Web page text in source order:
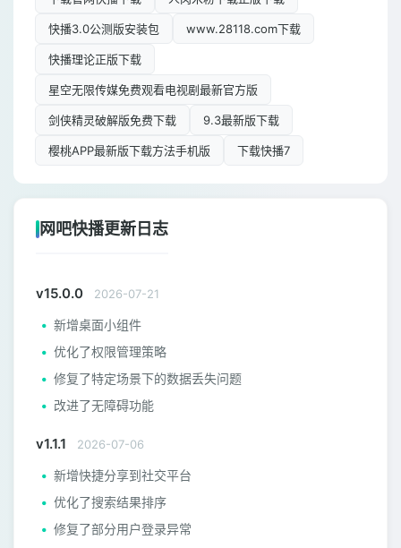
快播3.0公测版安装包 www.28118.com下载
快播理论正版下载
星空无限传媒免费观看电视剧最新官方版
剑侠精灵破解版免费下载 9.3最新版下载
樱桃APP最新版下载方法手机版 下载快播7
网吧快播更新日志
v15.0.0 2026-07-21
新增桌面小组件
优化了权限管理策略
修复了特定场景下的数据丢失问题
改进了无障碍功能
v1.1.1 2026-07-06
新增快捷分享到社交平台
优化了搜索结果排序
修复了部分用户登录异常